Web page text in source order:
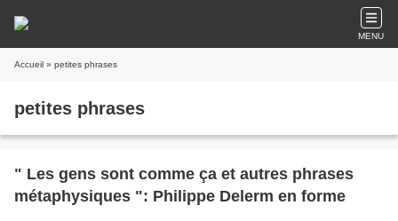
MENU
Accueil » petites phrases
petites phrases
" Les gens sont comme ça et autres phrases
métaphysiques ": Philippe Delerm en forme